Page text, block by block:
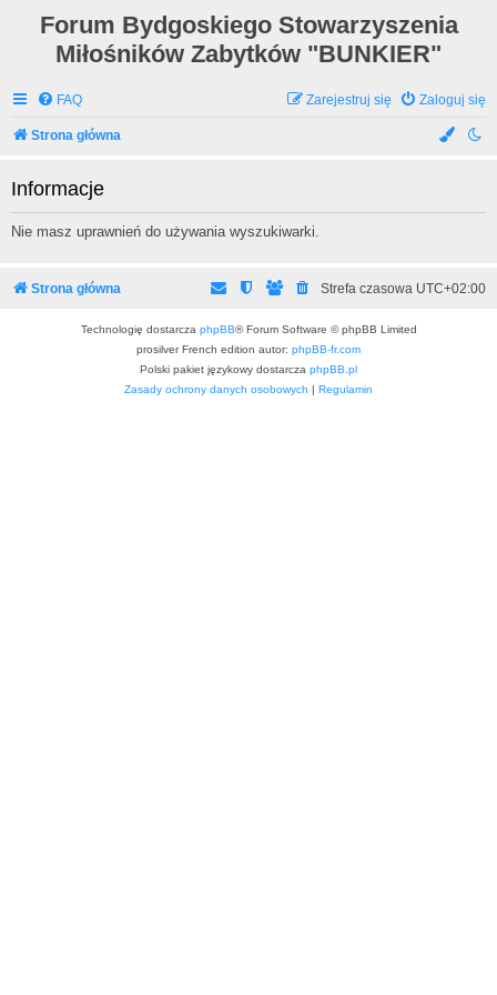
Forum Bydgoskiego Stowarzyszenia
Miłośników Zabytków "BUNKIER"
FAQ Zaloguj się
Zarejestruj się
Strona główna
Informacje
Nie masz uprawnień do używania wyszukiwarki.
Strona główna Strefa czasowa UTC+02:00
Technologię dostarcza phpBB® Forum Software © phpBB Limited
prosilver French edition autor: phpBB-fr.com
Polski pakiet językowy dostarcza phpBB.pl
Zasady ochrony danych osobowych | Regulamin